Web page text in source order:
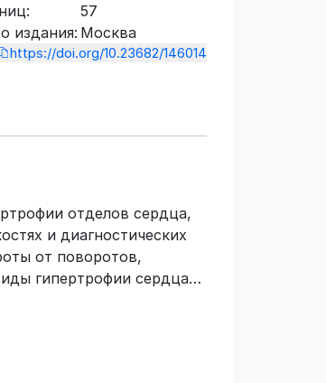
57
издания: Москва
https://doi.org/10.23682/146014
отделов сердца,
и диагностических
от поворотов,
гипертрофии сердца
источников,
кардиологов. Издание